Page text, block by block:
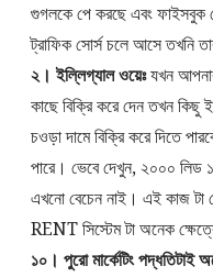
গুগলকে পে করছে এবং ফাইসবুক
ট্রাফিক সোর্স চলে আসে তখনি
২। ইল্লিগ্যাল ওয়েঃযখন
কাছে বিক্রি করে দেন তখন কিছু
চওড়া দামে বিক্রি করে দিতে
পারে। ভেবে দেখুন, ২০০০ লিড
এখনো বেচেন নাই। এই কাজ
RENT সিস্টেম টা অনেক
১০। পুরো মার্কেটিং পদ্ধতিটাই